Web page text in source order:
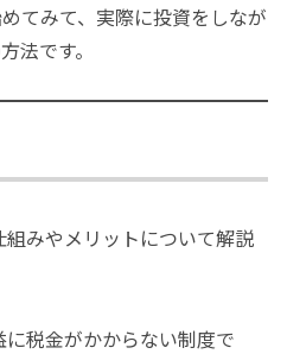
てみて、実際に投資をしなが
法です。
みやメリットについて解説
税金がかからない制度で